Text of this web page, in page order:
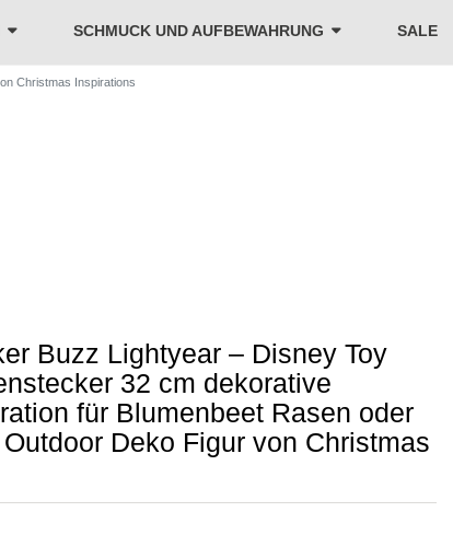
SCHMUCK UND AUFBEWAHRUNG SALE
Christmas Inspirations
Buzz Lightyear – Disney Toy
32 cm dekorative
für Blumenbeet Rasen oder
Deko Figur von Christmas